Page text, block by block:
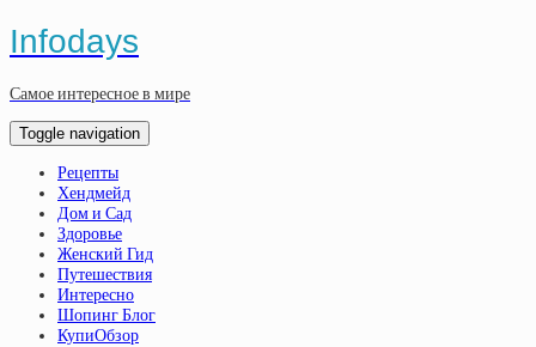
Infodays
Самое интересное в мире
Toggle navigation
Рецепты
Хендмейд
Дом и Сад
Здоровье
Женский Гид
Путешествия
Интересно
Шопинг Блог
КупиОбзор